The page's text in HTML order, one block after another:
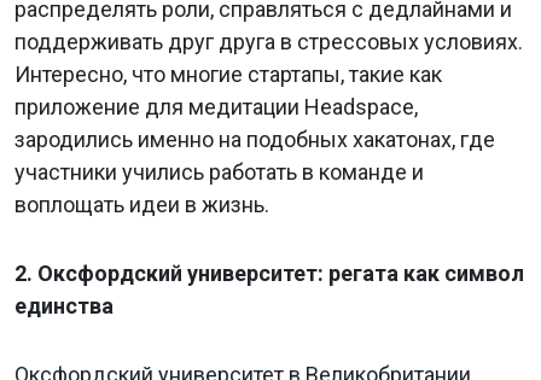
распределять роли, справляться с дедлайнами и
поддерживать друг друга в стрессовых условиях.
Интересно, что многие стартапы, такие как
приложение для медитации Headspace,
зародились именно на подобных хакатонах, где
участники учились работать в команде и
воплощать идеи в жизнь.
2. Оксфордский университет: регата как символ
единства
Оксфордский университет в Великобритании